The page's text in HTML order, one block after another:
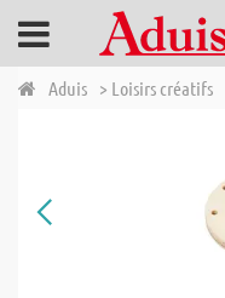
Aduis > Loisirs créatifs